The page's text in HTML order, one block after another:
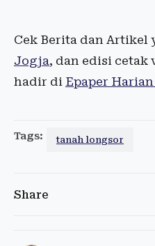
Cek Berita dan Artikel
Jogja, dan edisi
hadir di Epaper
Tags: tanah longsor
Share